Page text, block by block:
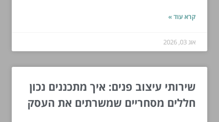
קרא עוד »
אוג 03, 2026
שירותי עיצוב פנים: איך מתכננים נכון
חללים מסחריים שמשרתים את העסק